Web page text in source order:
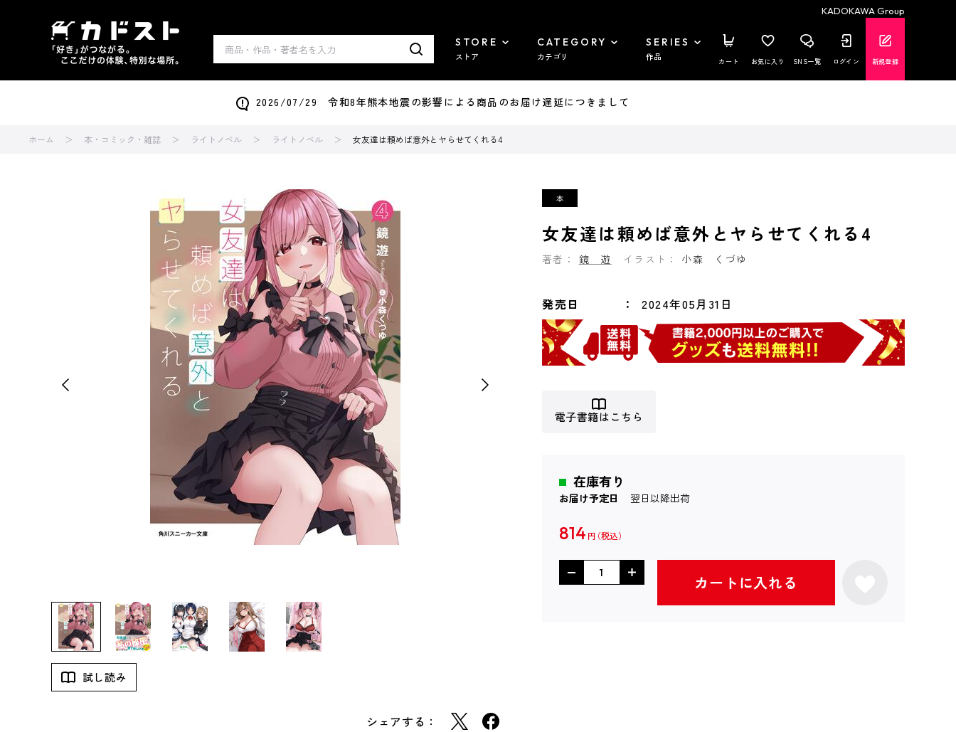
KADOKAWA Group
STORE
ストア
CATEGORY
カテゴリ
SERIES
作品 カート お気に入り SNS一覧 ログイン 新規登録
2026/07/29 令和8年熊本地震の影響による商品のお届け遅延につきまして
ホーム 本・コミック・雑誌 ライトノベル ライトノベル 女友達は頼めば意外とヤらせてくれる4
試し読み
シェアする：
女友達は頼めば意外とヤらせてくれる4
著者： 鏡 遊 イラスト： 小森 くづゆ
発売日 2024年05月31日
電子書籍はこちら
在庫有り
お届け予定日 翌日以降出荷
814 円
カートに入れる